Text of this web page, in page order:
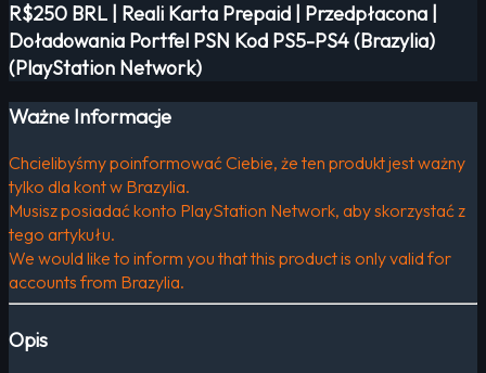
R$250 BRL | Reali Karta Prepaid | Przedpłacona |
Doładowania Portfel PSN Kod PS5-PS4 (Brazylia)
(PlayStation Network)
Ważne Informacje
Chcielibyśmy poinformować Ciebie, że ten produkt jest ważny
tylko dla kont w Brazylia.
Musisz posiadać konto PlayStation Network, aby skorzystać z
tego artykułu.
We would like to inform you that this product is only valid for
accounts from Brazylia.
Opis